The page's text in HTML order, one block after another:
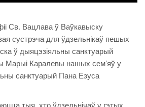
Св. Вацлава ў Ваўкавыску
сустрэча для ўдзельнікаў пешых
ў дыяцэзіяльны санктуарый
Марыі Каралевы нашых сем’яў у
санктуарый Пана Езуса